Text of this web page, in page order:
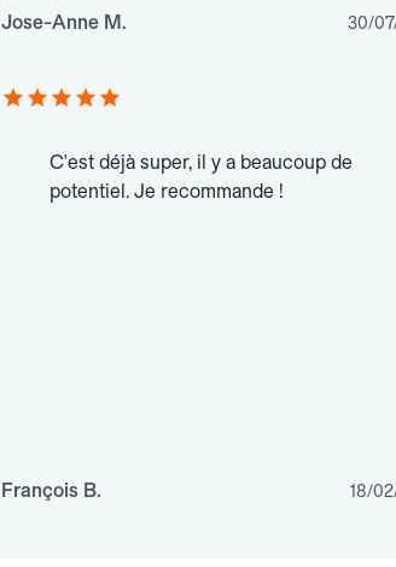
Jose-Anne M. 30/
C'est déjà super, il y a beaucoup de
potentiel. Je recommande !
François B. 18/